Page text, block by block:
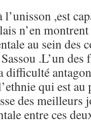
l’unisson ,est
n’en montrent
au sein des
.L’un des
difficulté
qui est au
des
entre ces